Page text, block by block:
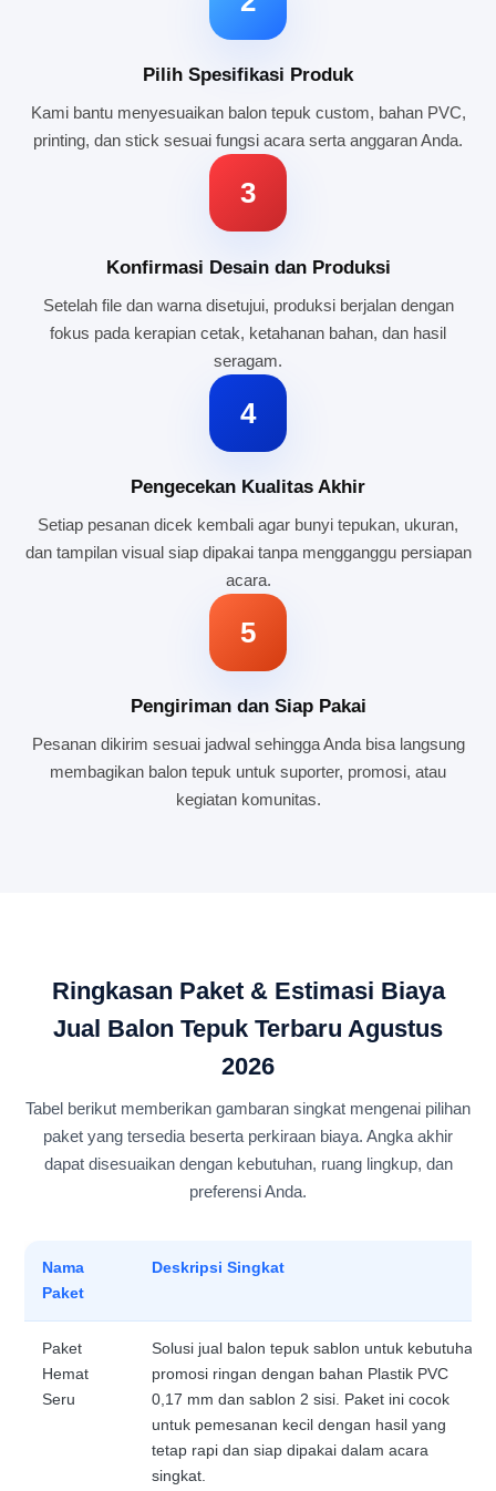
Pilih Spesifikasi Produk
Kami bantu menyesuaikan balon tepuk custom, bahan PVC,
printing, dan stick sesuai fungsi acara serta anggaran Anda.
3
Konfirmasi Desain dan Produksi
Setelah file dan warna disetujui, produksi berjalan dengan
fokus pada kerapian cetak, ketahanan bahan, dan hasil
seragam.
4
Pengecekan Kualitas Akhir
Setiap pesanan dicek kembali agar bunyi tepukan, ukuran,
dan tampilan visual siap dipakai tanpa mengganggu persiapan
acara.
5
Pengiriman dan Siap Pakai
Pesanan dikirim sesuai jadwal sehingga Anda bisa langsung
membagikan balon tepuk untuk suporter, promosi, atau
kegiatan komunitas.
Ringkasan Paket & Estimasi Biaya
Jual Balon Tepuk Terbaru Agustus
2026
Tabel berikut memberikan gambaran singkat mengenai pilihan
paket yang tersedia beserta perkiraan biaya. Angka akhir
dapat disesuaikan dengan kebutuhan, ruang lingkup, dan
preferensi Anda.
Nama
Paket
Deskripsi Singkat
Paket
Hemat
Seru
Solusi jual balon tepuk sablon untuk kebutuhan
promosi ringan dengan bahan Plastik PVC
0,17 mm dan sablon 2 sisi. Paket ini cocok
untuk pemesanan kecil dengan hasil yang
tetap rapi dan siap dipakai dalam acara
singkat.